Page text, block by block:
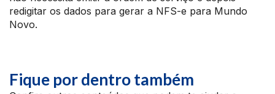
redigitar os dados para gerar a NFS-e para Mundo
Novo.
Fique por dentro também